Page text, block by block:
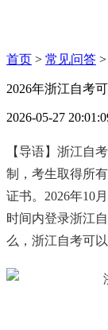
首页 > 常见问答
2026年浙江自考
2026-05-27
【导语】浙江自
制，考生取得所
证书。2026年10
时间内登录浙江
么，浙江自考可